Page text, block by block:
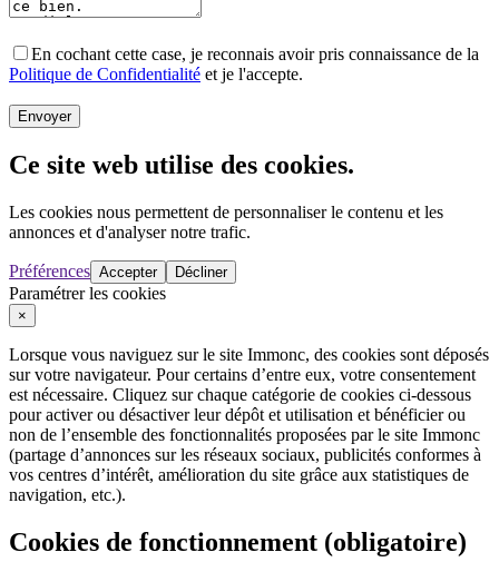
En cochant cette case, je reconnais avoir pris connaissance de la
Politique de Confidentialité et je l'accepte.
Envoyer
Ce site web utilise des cookies.
Les cookies nous permettent de personnaliser le contenu et les
annonces et d'analyser notre trafic.
Préférences Accepter Décliner
Paramétrer les cookies
×
Lorsque vous naviguez sur le site Immonc, des cookies sont déposés
sur votre navigateur. Pour certains d’entre eux, votre consentement
est nécessaire. Cliquez sur chaque catégorie de cookies ci-dessous
pour activer ou désactiver leur dépôt et utilisation et bénéficier ou
non de l’ensemble des fonctionnalités proposées par le site Immonc
(partage d’annonces sur les réseaux sociaux, publicités conformes à
vos centres d’intérêt, amélioration du site grâce aux statistiques de
navigation, etc.).
Cookies de fonctionnement (obligatoire)